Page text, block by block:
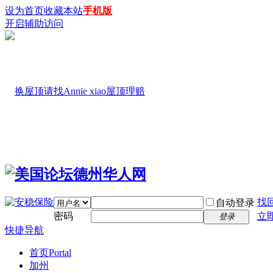
设为首页收藏本站手机版
开启辅助访问
自动登录 找
密码
登录
立
快捷导航
首页Portal
加州